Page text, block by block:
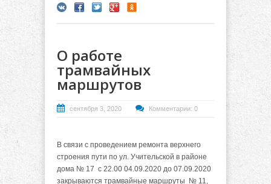
О работе
трамвайных
маршрутов
сентября 3, 2020 Комментарии: 0
В связи с проведением ремонта верхнего
строения пути по ул. Учительской в районе
дома № 17 с 22.00 04.09.2020 до 07.09.2020
закрываются трамвайные маршруты № 11,